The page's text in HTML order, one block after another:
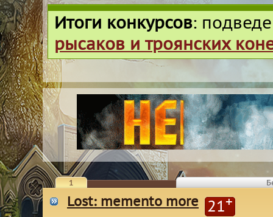
Итоги конкурсов:
рысаков и троянских
1
Lost: memento more 21+